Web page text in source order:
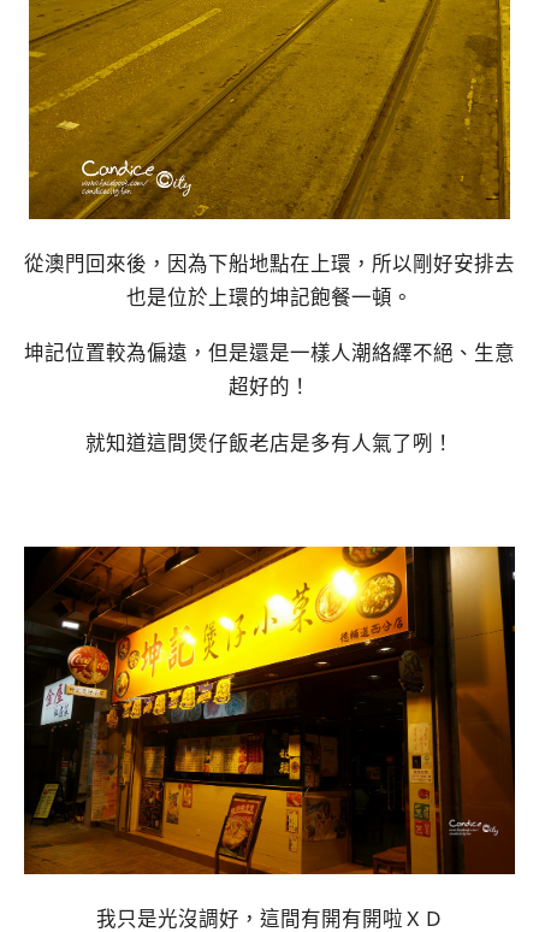
從澳門回來後，因為下船地點在上環，所以剛好安排去
也是位於上環的坤記飽餐一頓。
坤記位置較為偏遠，但是還是一樣人潮絡繹不絕、生意
超好的！
就知道這間煲仔飯老店是多有人氣了咧！
我只是光沒調好，這間有開有開啦ＸＤ